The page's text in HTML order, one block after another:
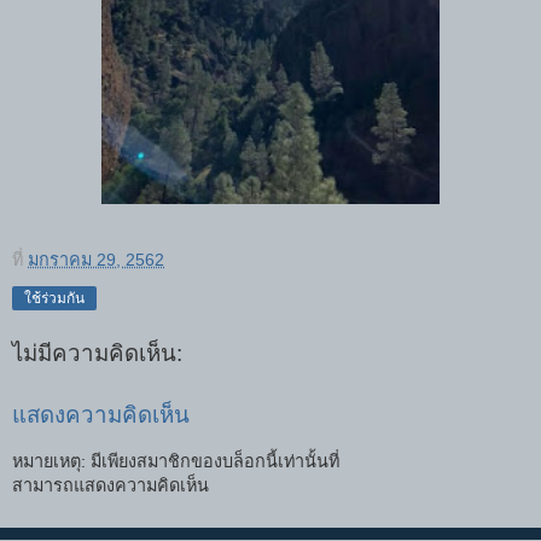
ที่ มกราคม 29, 2562
ใช้ร่วมกัน
ไม่มีความคิดเห็น:
แสดงความคิดเห็น
หมายเหตุ: มีเพียงสมาชิกของบล็อกนี้เท่านั้นที่
สามารถแสดงความคิดเห็น